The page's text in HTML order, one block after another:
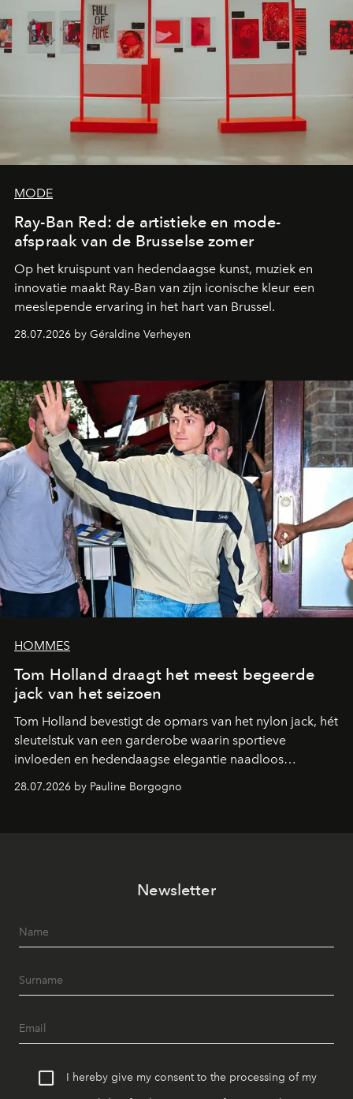
MODE
Ray-Ban Red: de artistieke en mode-
afspraak van de Brusselse zomer
Op het kruispunt van hedendaagse kunst, muziek en
innovatie maakt Ray-Ban van zijn iconische kleur een
meeslepende ervaring in het hart van Brussel.
28.07.2026 by Géraldine Verheyen
HOMMES
Tom Holland draagt het meest begeerde
jack van het seizoen
Tom Holland bevestigt de opmars van het nylon jack, hét
sleutelstuk van een garderobe waarin sportieve
invloeden en hedendaagse elegantie naadloos
samenkomen.
28.07.2026 by Pauline Borgogno
Newsletter
I hereby give my consent to the processing of my